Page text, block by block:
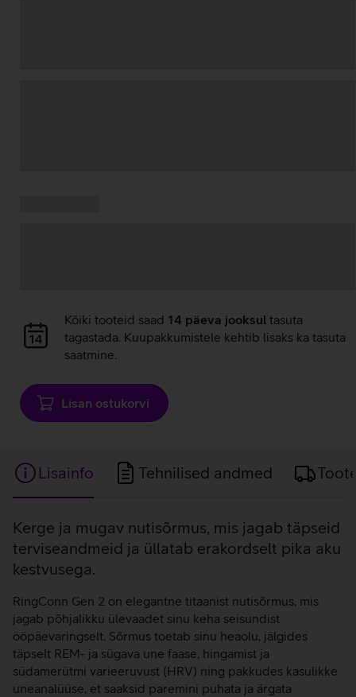
Andmete
laadimine
Kõiki tooteid saad 14 päeva jooksul tasuta
tagastada. Kuupakkumistele kehtib lisaks ka tasuta
saatmine.
Lisan ostukorvi
Lisainfo Tehnilised andmed
Lisainfo
Kerge ja mugav nutisõrmus, mis jagab täpseid
terviseandmeid ja üllatab erakordselt pika aku
kestvusega.
RingConn Gen 2 on elegantne titaanist nutisõrmus, mis
jagab põhjalikku ülevaadet sinu keha seisundist
ööpäevaringselt. Sõrmus toetab sinu heaolu, jälgides
täpselt REM- ja sügava une faase, hingamist ja
südamerütmi varieeruvust (HRV) ning pakkudes kasulikke
uneanalüüse, et saaksid paremini puhata ja ärgata